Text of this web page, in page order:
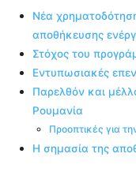
Νέα
αποθήκευσης
Στόχος του
Εντυπωσιακές
Παρελθόν και
Ρουμανία
Προοπτικές για
Η σημασία της